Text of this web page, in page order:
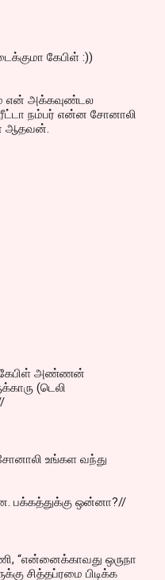
கேபிள் :))
என் அக்கவுண்டல
நம்பர் என்ன சோனாலி
ஆதவன்.
கேபிள் அண்ணன்
(டெலி
உங்கள வந்து
பக்கத்துக்கு ஒன்னா?//
“என்னைக்காவது ஒருநா
சித்தப்ரமை பிடிக்க